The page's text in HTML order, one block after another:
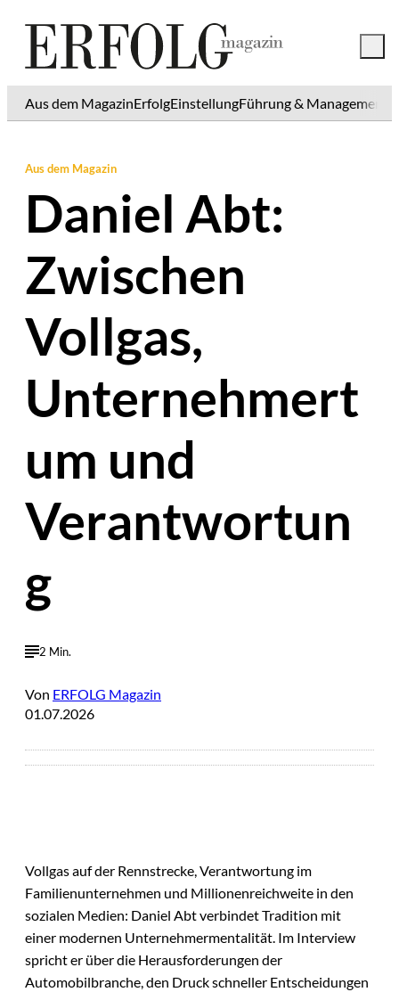
Aus dem MagazinErfolgEinstellungFührung & Management
Aus dem Magazin
Daniel Abt:
Zwischen
Vollgas,
Unternehmert
um und
Verantwortun
g
2 Min.
Von ERFOLG Magazin
01.07.2026
Vollgas auf der Rennstrecke, Verantwortung im
Familienunternehmen und Millionenreichweite in den
sozialen Medien: Daniel Abt verbindet Tradition mit
einer modernen Unternehmermentalität. Im Interview
spricht er über die Herausforderungen der
Automobilbranche, den Druck schneller Entscheidungen